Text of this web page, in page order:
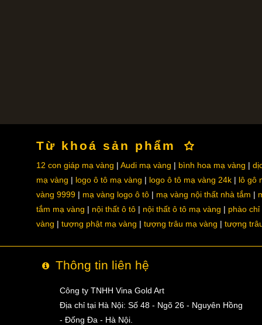
Từ khoá sản phẩm
12 con giáp mạ vàng Audi mạ vàng bình hoa mạ vàng
mạ vàng
logo ô tô mạ vàng logo ô tô mạ vàng 24k
lô gô
vàng 9999
mạ vàng logo ô tô mạ vàng nội thất nhà tắm
tắm mạ vàng
nội thất ô tô nội thất ô tô mạ vàng
phào chỉ
vàng
tượng phật mạ vàng tượng trâu mạ vàng tượng
Thông tin liên hệ
Công ty TNHH Vina Gold Art
Địa chỉ tại Hà Nội: Số 48 - Ngõ 26 - Nguyên Hồng
- Đống Đa - Hà Nội.